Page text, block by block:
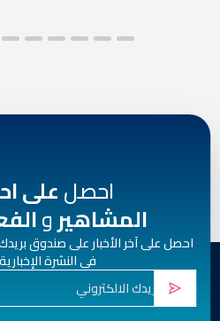
احصلعلى
المشاهيرو
احصل على آخر الأخبار على صندوق
في النشرة